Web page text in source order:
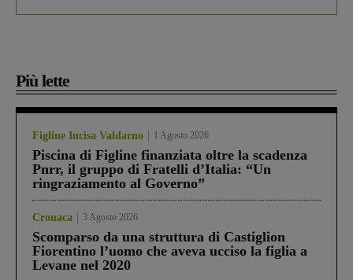
Più lette
Figline Incisa Valdarno 1 Agosto 2026
Piscina di Figline finanziata oltre la scadenza
Pnrr, il gruppo di Fratelli d’Italia: “Un
ringraziamento al Governo”
Cronaca 3 Agosto 2026
Scomparso da una struttura di Castiglion
Fiorentino l’uomo che aveva ucciso la figlia a
Levane nel 2020